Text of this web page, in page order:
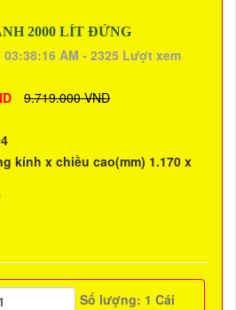
2000 LÍT ĐỨNG
AM - 2325 Lượt xem
9.719.000 VND
kính x chiều cao(mm) 1.170 x
Số lượng: 1 Cái